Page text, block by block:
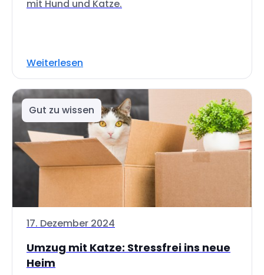
mit Hund und Katze.
Weiterlesen
Gut zu wissen
17. Dezember 2024
Umzug mit Katze: Stressfrei ins neue
Heim